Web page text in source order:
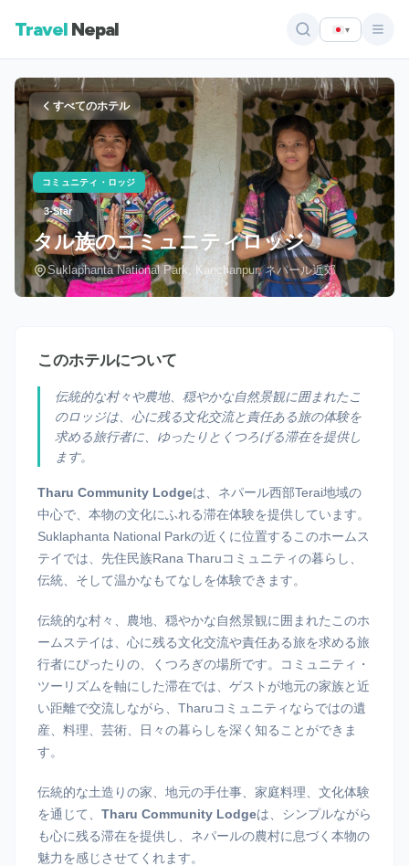
Travel Nepal ▾
すべてのホテル
コミュニティ・ロッジ
3-Star
タル族のコミュニティロッジ
Suklaphanta National Park, Kanchanpur, ネパール近郊
このホテルについて
伝統的な村々や農地、穏やかな自然景観に囲まれたこ
のロッジは、心に残る文化交流と責任ある旅の体験を
求める旅行者に、ゆったりとくつろげる滞在を提供し
ます。
Tharu Community Lodgeは、ネパール西部Terai地域の
中心で、本物の文化にふれる滞在体験を提供しています。
Suklaphanta National Parkの近くに位置するこのホームス
テイでは、先住民族Rana Tharuコミュニティの暮らし、
伝統、そして温かなもてなしを体験できます。
伝統的な村々、農地、穏やかな自然景観に囲まれたこのホ
ームステイは、心に残る文化交流や責任ある旅を求める旅
行者にぴったりの、くつろぎの場所です。コミュニティ・
ツーリズムを軸にした滞在では、ゲストが地元の家族と近
い距離で交流しながら、Tharuコミュニティならではの遺
産、料理、芸術、日々の暮らしを深く知ることができま
す。
伝統的な土造りの家、地元の手仕事、家庭料理、文化体験
を通じて、 Tharu Community Lodgeは、シンプルながら
も心に残る滞在を提供し、ネパールの農村に息づく本物の
魅力を感じさせてくれます。